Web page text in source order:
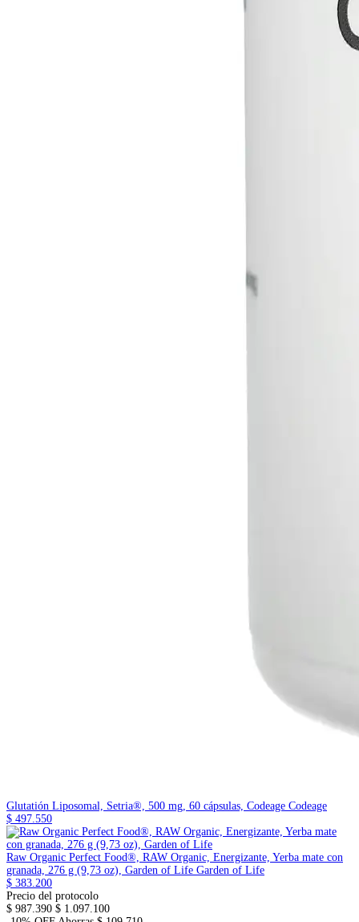
Glutatión Liposomal, Setria®, 500 mg, 60 cápsulas, Codeage Codeage
$ 497.550
Raw Organic Perfect Food®, RAW Organic, Energizante, Yerba mate con
granada, 276 g (9,73 oz), Garden of Life Garden of Life
$ 383.200
Precio del protocolo
$ 987.390 $ 1.097.100